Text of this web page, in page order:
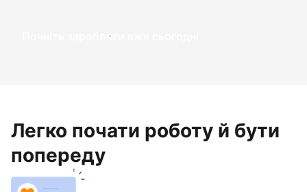
Почніть заробляти вже сьогодні
Легко почати роботу й бути
попереду